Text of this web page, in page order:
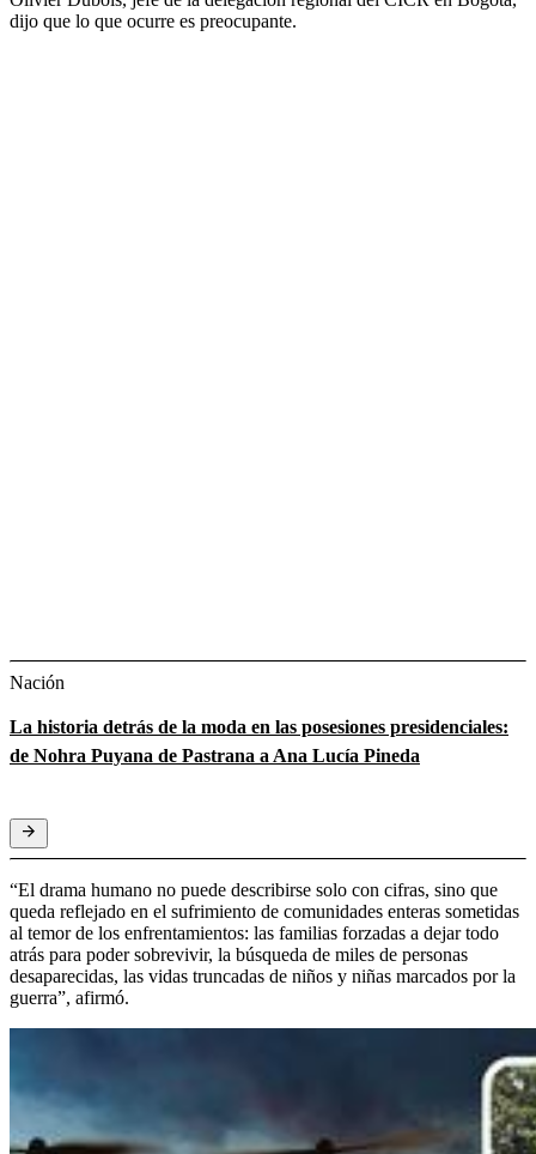
dijo que lo que ocurre es preocupante.
Nación
La historia detrás de la moda en las posesiones presidenciales:
de Nohra Puyana de Pastrana a Ana Lucía Pineda
“El drama humano no puede describirse solo con cifras, sino que
queda reflejado en el sufrimiento de comunidades enteras sometidas
al temor de los enfrentamientos: las familias forzadas a dejar todo
atrás para poder sobrevivir, la búsqueda de miles de personas
desaparecidas, las vidas truncadas de niños y niñas marcados por la
guerra”, afirmó.